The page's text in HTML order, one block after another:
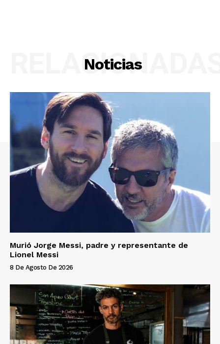
Noticias
Murió Jorge Messi, padre y representante de
Lionel Messi
8 De Agosto De 2026